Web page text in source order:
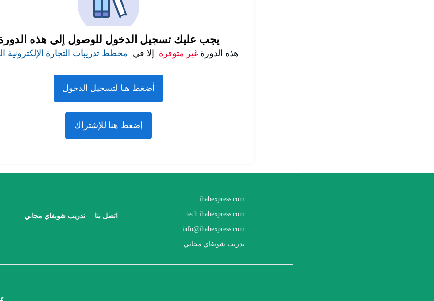
يجب عليك تسجيل الدخول للوصول إلى هذه
هذه الدورةغير متوفرة إلا في مخطط تدريبات التجارة الإلكترونية
أضغط هنا لتسجيل الدخول
إضغط هنا للإشتراك
ihabexpress.com
tech.ihabexpress.com
info@ihabexpress.com
تدريب شوبفاي مجاني
اتصل بنا تدريب شوبفاي مجاني